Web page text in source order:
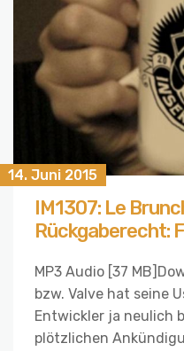
14. Juni 2015
IM1307: Le
Rückgaberecht:
MP3 Audio [37
bzw. Valve hat seine
Entwickler ja neulich
plötzlichen